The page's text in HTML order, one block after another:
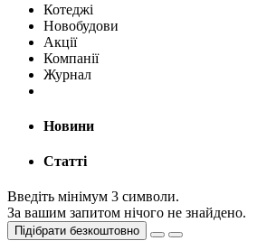
Котеджі
Новобудови
Акції
Компанії
Журнал
Новини
Статті
Введіть мінімум 3 символи.
За вашим запитом нічого не знайдено.
Підібрати безкоштовно